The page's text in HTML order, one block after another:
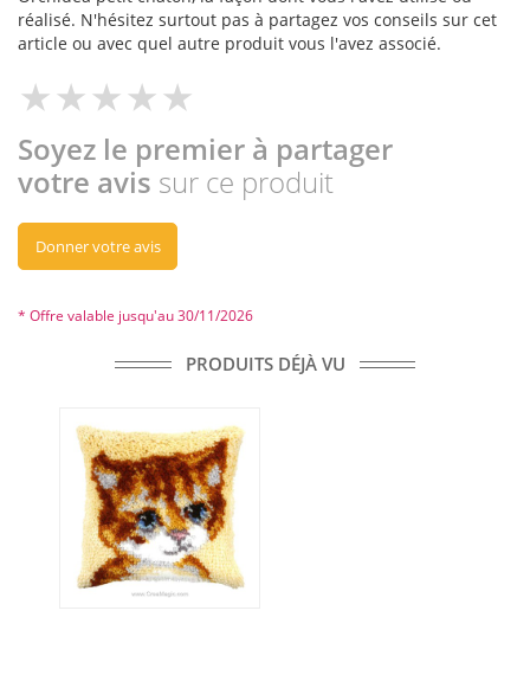
réalisé. N'hésitez surtout pas à partagez vos conseils sur cet
article ou avec quel autre produit vous l'avez associé.
Soyez le premier à partager
votre avis sur ce produit
Donner votre avis
* Offre valable jusqu'au 30/11/2026
PRODUITS DÉJÀ VU